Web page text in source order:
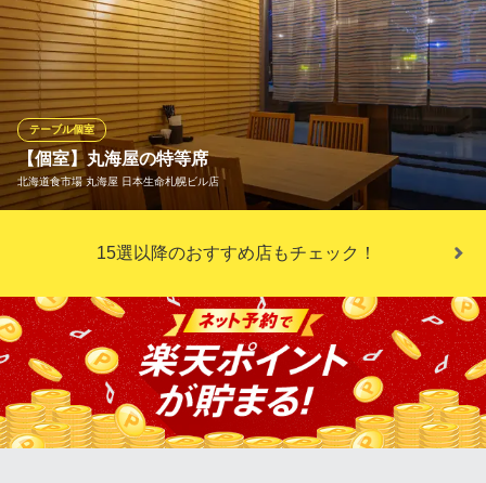
掘りごたつ個室はつなげてご利用いただけます。 5名様～最大80
名様まで対応可能です。
北海道食市場 丸海屋 離
北海道の味覚満喫
札幌市営地下鉄南北線さっぽろ駅 徒歩3分
北海道札幌市中央区北2条西2-15 STV北2条ビルB1
【個室】丸海屋の特等席
北海道食市場 丸海屋 日本生命札幌ビル店
テーブル個室
季節ごとに行われる様々なイベントと北３条広場（アカプラ）の
情景をを眺めながら仲の良いお友達との素敵なランチは如何でし
ります。
北海道食市場 丸海屋 日本生命札幌ビル店
北海道食市場
札幌市営地下鉄東豊線さっぽろ駅 徒歩3分
北海道札幌市中央区北3条西4-1-1 日本生命札幌ビル1F
15選以降のおすすめ店もチェック！